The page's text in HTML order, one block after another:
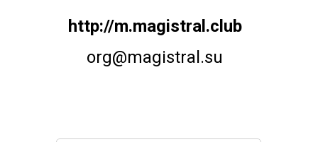
org@magistral.su
http://m.magistral.club